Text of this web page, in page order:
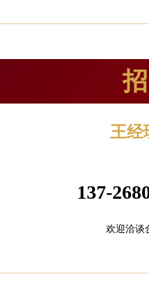
招
王经
137-
欢迎洽谈